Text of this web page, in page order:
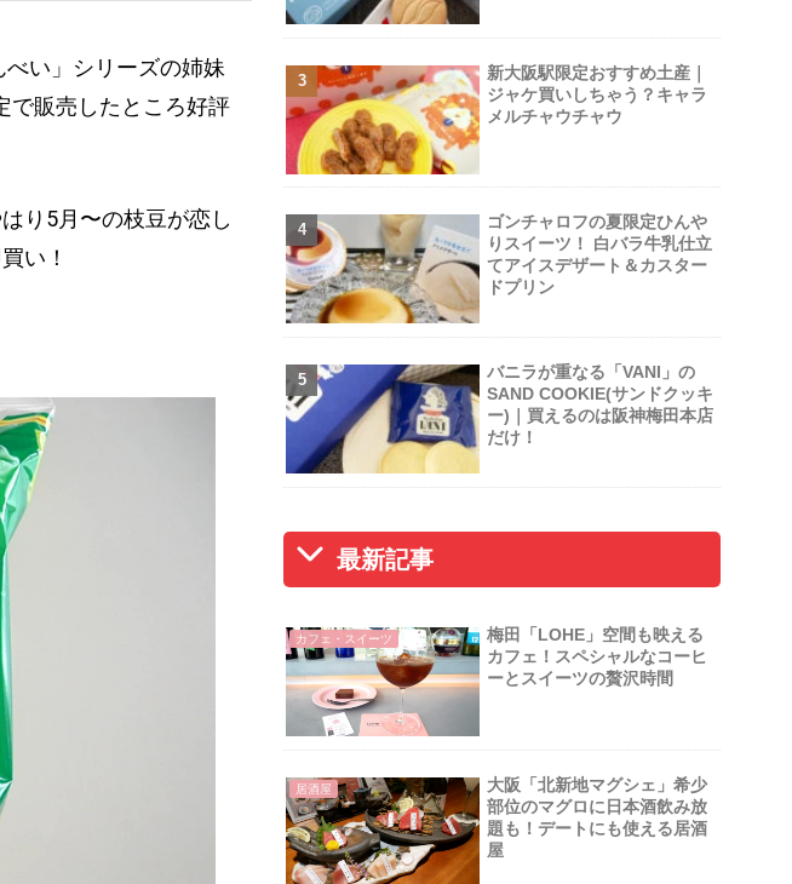
べい」シリーズの姉妹
で販売したところ好評
り5月〜の枝豆が恋し
い！
新大阪駅限定おすすめ土産｜
ジャケ買いしちゃう？キャラ
メルチャウチャウ
ゴンチャロフの夏限定ひんや
りスイーツ！ 白バラ牛乳仕立
てアイスデザート＆カスター
ドプリン
バニラが重なる「VANI」の
SAND COOKIE(サンドクッキ
ー)｜買えるのは阪神梅田本店
だけ！
最新記事
カフェ・スイーツ
梅田「LOHE」空間も映える
カフェ！スペシャルなコーヒ
ーとスイーツの贅沢時間
居酒屋
大阪「北新地マグシェ」希少
部位のマグロに日本酒飲み放
題も！デートにも使える居酒
屋